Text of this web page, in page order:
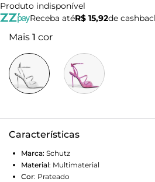
Produto indisponível
Receba atéR$ 15,92de
Mais 1 cor
Características
Marca: Schutz
Material: Multimaterial
Cor: Prateado